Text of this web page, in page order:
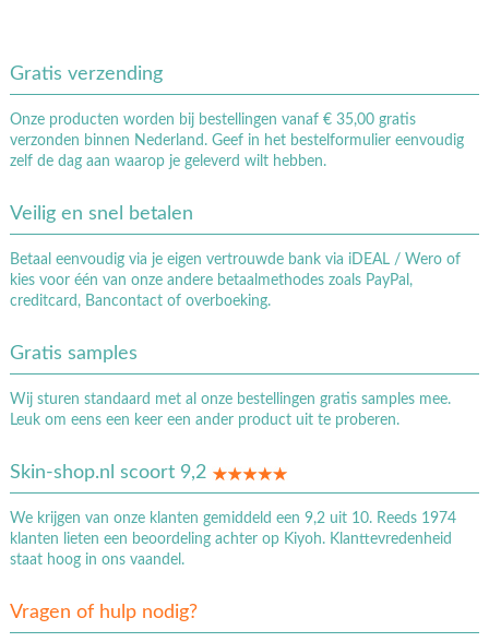
Gratis verzending
Onze producten worden bij bestellingen vanaf € 35,00 gratis
verzonden binnen Nederland. Geef in het bestelformulier eenvoudig
zelf de dag aan waarop je geleverd wilt hebben.
Veilig en snel betalen
Betaal eenvoudig via je eigen vertrouwde bank via iDEAL / Wero of
kies voor één van onze andere betaalmethodes zoals PayPal,
creditcard, Bancontact of overboeking.
Gratis samples
Wij sturen standaard met al onze bestellingen gratis samples mee.
Leuk om eens een keer een ander product uit te proberen.
Skin-shop.nl scoort 9,2
We krijgen van onze klanten gemiddeld een 9,2 uit 10. Reeds 1974
klanten lieten een beoordeling achter op Kiyoh. Klanttevredenheid
staat hoog in ons vaandel.
Vragen of hulp nodig?